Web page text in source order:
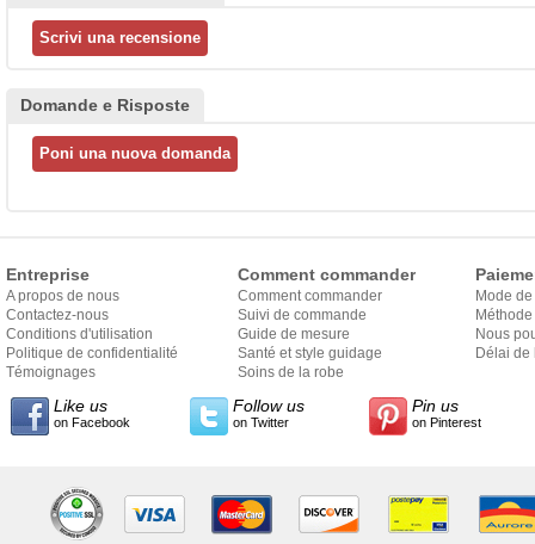
Domande e Risposte
Entreprise
A propos de nous
Contactez-nous
Conditions d'utilisation
Politique de confidentialité
Témoignages
Comment commander
Comment commander
Suivi de commande
Guide de mesure
Santé et style guidage
Soins de la robe
Mode
Nous
Délai de
Like us
on Facebook
Follow us
on Twitter
Pin us
on Pinterest